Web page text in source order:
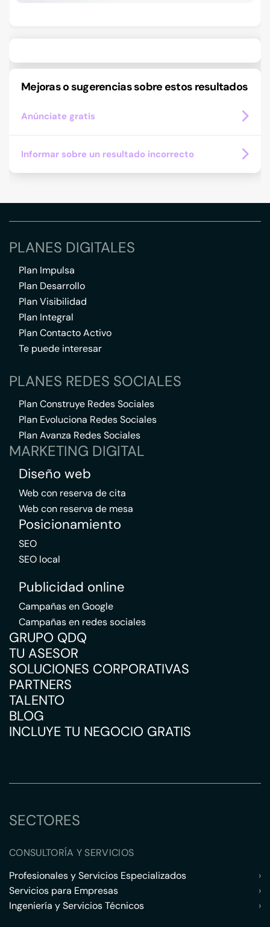
Mejoras o sugerencias sobre estos resultados
Anúnciate gratis
Informar sobre un resultado incorrecto
PLANES DIGITALES
Plan Impulsa
Plan Desarrollo
Plan Visibilidad
Plan Integral
Plan Contacto Activo
Te puede interesar
PLANES REDES SOCIALES
Plan Construye Redes Sociales
Plan Evoluciona Redes Sociales
Plan Avanza Redes Sociales
MARKETING DIGITAL
Diseño web
Web con reserva de cita
Web con reserva de mesa
Posicionamiento
SEO
SEO local
Publicidad online
Campañas en Google
Campañas en redes sociales
GRUPO QDQ
TU ASESOR
SOLUCIONES CORPORATIVAS
PARTNERS
TALENTO
BLOG
INCLUYE TU NEGOCIO GRATIS
SECTORES
CONSULTORÍA Y SERVICIOS
Profesionales y Servicios Especializados
›
Servicios para Empresas
›
Ingeniería y Servicios Técnicos
›